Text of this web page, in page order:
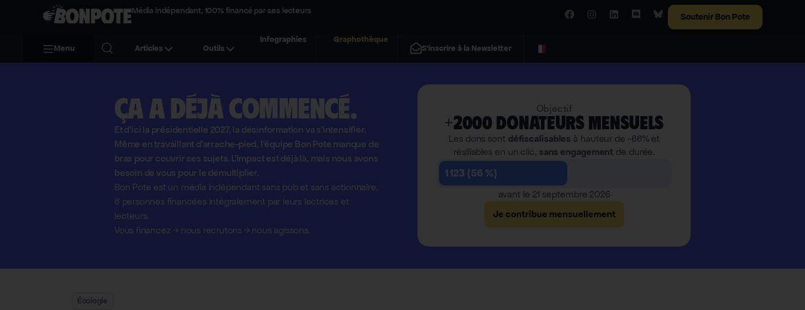
Média indépendant, 100% financé par ses lecteurs
Soutenir Bon Pote
Menu Articles Outils
Infographies
Graphothèque
S'inscrire à la Newsletter
Ça a déjà commencé.
Et d'ici la présidentielle 2027, la désinformation va s'intensifier.
Même en travaillant d'arrache-pied, l'équipe Bon Pote manque de
bras pour couvrir ses sujets. L'impact est déjà là, mais nous avons
besoin de vous pour le démultiplier.
Bon Pote est un média indépendant sans pub et sans actionnaire,
6 personnes financées intégralement par leurs lectrices et
lecteurs.
Vous financez→nous recrutons →nous agissons.
+2000 donateurs mensuels
Les dons sont défiscalisables à hauteur de -66% et
résiliables en un clic, sans engagement de durée.
1 123 (56 %)
avant le 21 septembre 2026
Je contribue mensuellement
Écologie